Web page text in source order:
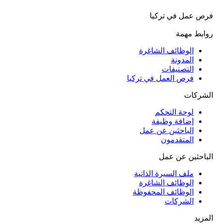
فرص عمل في تركيا
روابط مهمة
الوظائف الشاغرة
المدونة
التصنيفات
فرص العمل في تركيا
الشركات
لوحة التحكم
إضافة وظيفة
الباحثين عن عمل
المتقدمون
الباحثين عن عمل
ملف السيرة الذاتية
الوظائف الشاغرة
الوظائف المحفوظة
الشركات
المزيد